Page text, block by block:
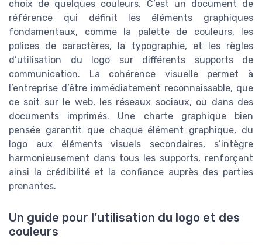
choix de quelques couleurs. C’est un document de
référence qui définit les éléments graphiques
fondamentaux, comme la palette de couleurs, les
polices de caractères, la typographie, et les règles
d’utilisation du logo sur différents supports de
communication. La cohérence visuelle permet à
l’entreprise d’être immédiatement reconnaissable, que
ce soit sur le web, les réseaux sociaux, ou dans des
documents imprimés. Une charte graphique bien
pensée garantit que chaque élément graphique, du
logo aux éléments visuels secondaires, s’intègre
harmonieusement dans tous les supports, renforçant
ainsi la crédibilité et la confiance auprès des parties
prenantes.
Un guide pour l’utilisation du logo et des
couleurs